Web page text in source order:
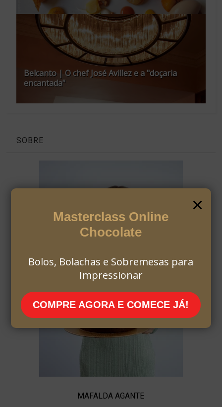
Belcanto | O chef José Avillez e a "doçaria
encantada"
SOBRE
MAFALDA AGANTE
×
Masterclass Online
Chocolate
Bolos, Bolachas e Sobremesas para
Impressionar
COMPRE AGORA E COMECE JÁ!